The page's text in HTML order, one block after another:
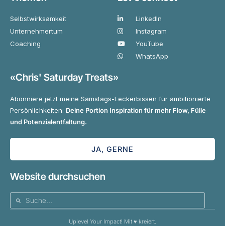
Selbstwirksamkeit
Unternehmertum
Coaching
LinkedIn
Instagram
YouTube
WhatsApp
«Chris' Saturday Treats»
Abonniere jetzt meine Samstags-Leckerbissen für ambitionierte
Persönlichkeiten: Deine Portion Inspiration für mehr Flow, Fülle
und Potenzialentfaltung.
JA, GERNE
Website durchsuchen
Uplevel Your Impact! Mit ♥️ kreiert.